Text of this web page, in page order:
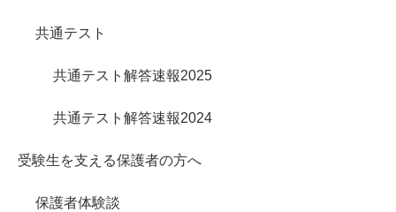
共通テスト
共通テスト解答速報2025
共通テスト解答速報2024
受験生を支える保護者の方へ
保護者体験談